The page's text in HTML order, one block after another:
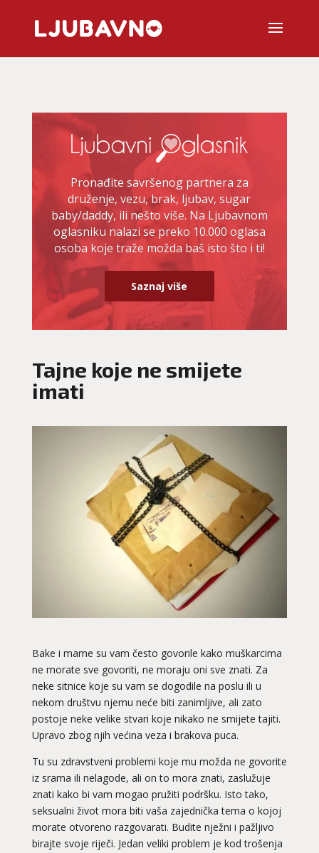
Pronađite savršenog partnera za
druženje, vezu, brak, ljubav, sugar
baby/daddy, ili nešto više. Na Ljubavnom
oglasniku nalazi se preko 10.000 oglasa
osoba koje traže možda baš isto što i ti!
Saznaj više
Tajne koje ne smijete
imati
Bake i mame su vam često govorile kako muškarcima
ne morate sve govoriti, ne moraju oni sve znati. Za
neke sitnice koje su vam se dogodile na poslu ili u
nekom društvu njemu neće biti zanimljive, ali zato
postoje neke velike stvari koje nikako ne smijete tajiti.
Upravo zbog njih većina veza i brakova puca.
Tu su zdravstveni problemi koje mu možda ne govorite
iz srama ili nelagode, ali on to mora znati, zaslužuje
znati kako bi vam mogao pružiti podršku. Isto tako,
seksualni život mora biti vaša zajednička tema o kojoj
morate otvoreno razgovarati. Budite nježni i pažljivo
birajte svoje riječi. Jedan veliki problem je kod trošenja